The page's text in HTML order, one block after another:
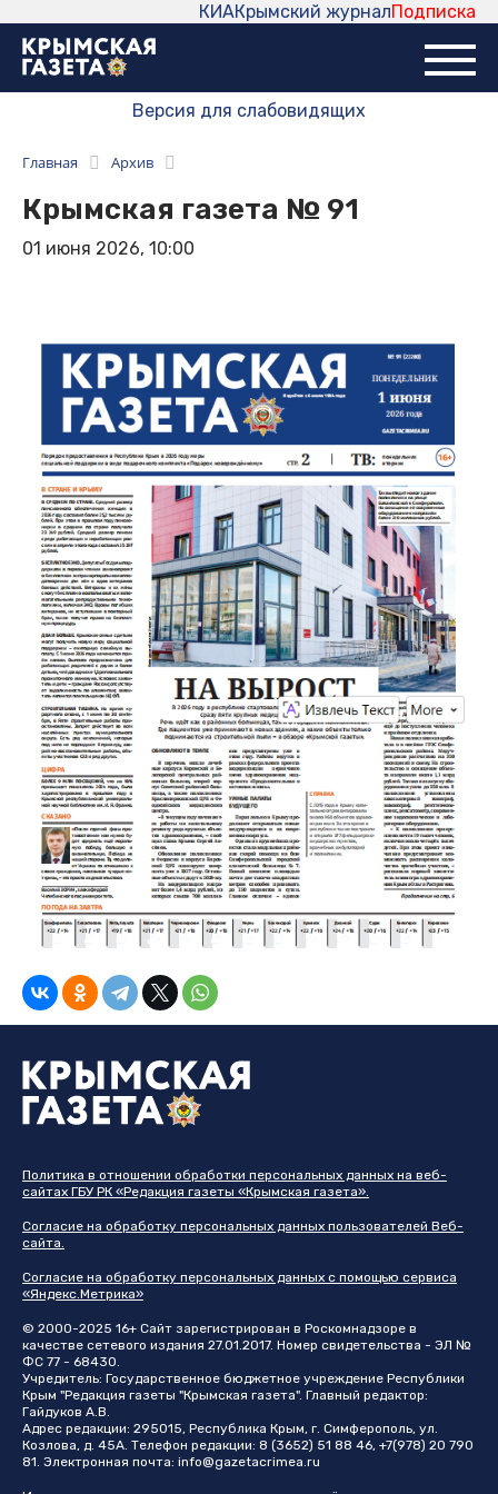
Подписка
Крымский журнал
КИА
Версия для слабовидящих
Главная Архив
Крымская газета № 91
01 июня 2026, 10:00
Политика в отношении обработки персональных данных на веб-
сайтах ГБУ РК «Редакция газеты «Крымская газета».
Согласие на обработку персональных данных пользователей Веб-
сайта.
Согласие на обработку персональных данных с помощью сервиса
«Яндекс.Метрика»
© 2000-2025 16+ Сайт зарегистрирован в Роскомнадзоре в
качестве сетевого издания 27.01.2017. Номер свидетельства - ЭЛ №
ФС 77 - 68430.
Учредитель: Государственное бюджетное учреждение Республики
Крым "Редакция газеты "Крымская газета". Главный редактор:
Гайдуков А.В.
Адрес редакции: 295015, Республика Крым, г. Симферополь, ул.
Козлова, д. 45А. Телефон редакции: 8 (3652) 51 88 46, +7(978) 20 790
81. Электронная почта: info@gazetacrimea.ru